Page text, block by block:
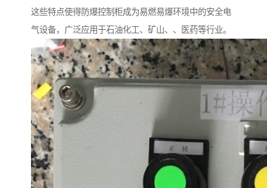
这些特点使得防爆控制柜成为易燃易爆环境中的安全电
气设备，广泛应用于石油化工、矿山、、医药等行业。